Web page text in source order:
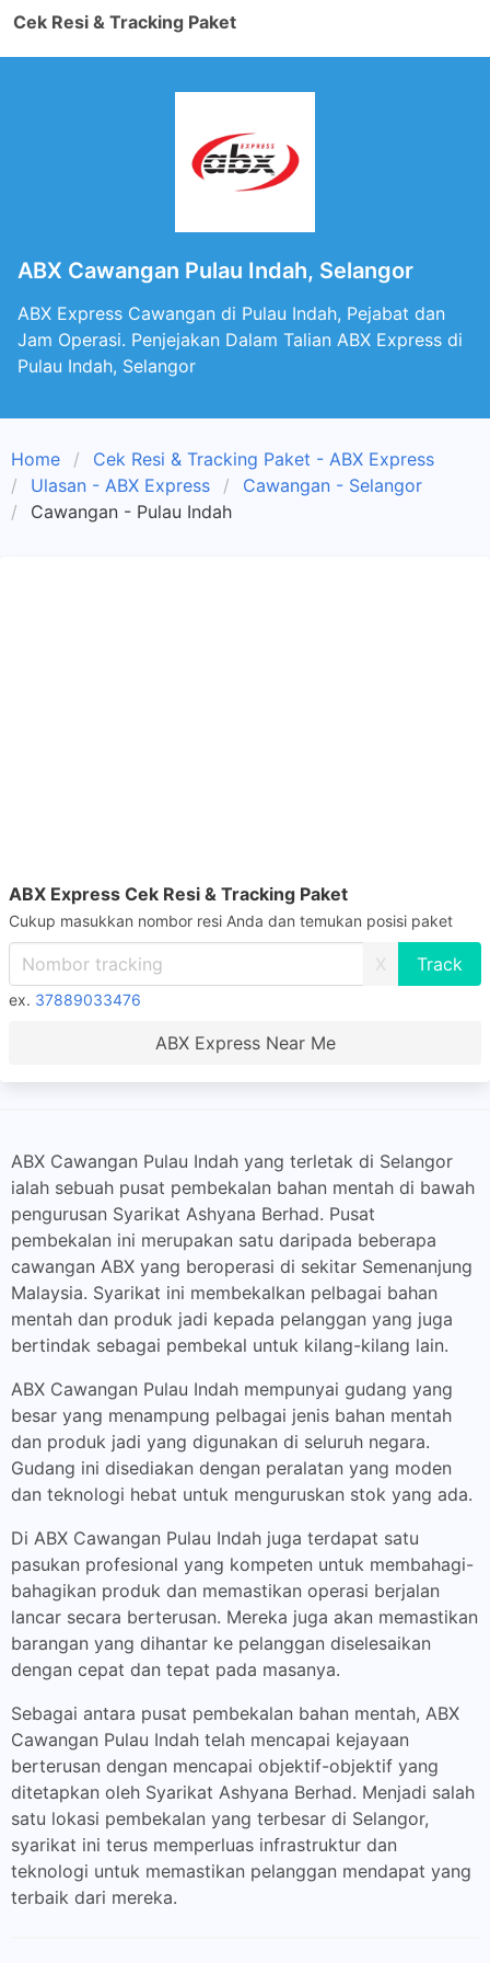
Cek Resi & Tracking Paket
ABX Cawangan Pulau Indah, Selangor
ABX Express Cawangan di Pulau Indah, Pejabat dan
Jam Operasi. Penjejakan Dalam Talian ABX Express di
Pulau Indah, Selangor
Home
Cek Resi & Tracking Paket - ABX Express
Ulasan - ABX Express
Cawangan - Selangor
Cawangan - Pulau Indah
ABX Express Cek Resi & Tracking Paket
Cukup masukkan nombor resi Anda dan temukan posisi paket
X
ex. 37889033476
ABX Express Near Me
ABX Cawangan Pulau Indah yang terletak di Selangor
ialah sebuah pusat pembekalan bahan mentah di bawah
pengurusan Syarikat Ashyana Berhad. Pusat
pembekalan ini merupakan satu daripada beberapa
cawangan ABX yang beroperasi di sekitar Semenanjung
Malaysia. Syarikat ini membekalkan pelbagai bahan
mentah dan produk jadi kepada pelanggan yang juga
bertindak sebagai pembekal untuk kilang-kilang lain.
ABX Cawangan Pulau Indah mempunyai gudang yang
besar yang menampung pelbagai jenis bahan mentah
dan produk jadi yang digunakan di seluruh negara.
Gudang ini disediakan dengan peralatan yang moden
dan teknologi hebat untuk menguruskan stok yang ada.
Di ABX Cawangan Pulau Indah juga terdapat satu
pasukan profesional yang kompeten untuk membahagi-
bahagikan produk dan memastikan operasi berjalan
lancar secara berterusan. Mereka juga akan memastikan
barangan yang dihantar ke pelanggan diselesaikan
dengan cepat dan tepat pada masanya.
Sebagai antara pusat pembekalan bahan mentah, ABX
Cawangan Pulau Indah telah mencapai kejayaan
berterusan dengan mencapai objektif-objektif yang
ditetapkan oleh Syarikat Ashyana Berhad. Menjadi salah
satu lokasi pembekalan yang terbesar di Selangor,
syarikat ini terus memperluas infrastruktur dan
teknologi untuk memastikan pelanggan mendapat yang
terbaik dari mereka.